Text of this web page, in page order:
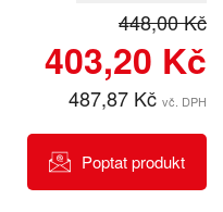
448,00 Kč
403,20 Kč
487,87 Kč vč. DPH
Poptat produkt